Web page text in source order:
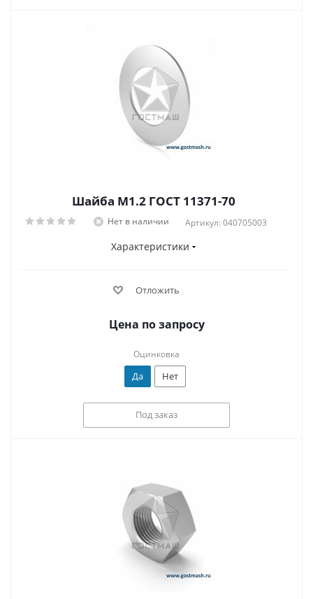
Шайба М1.2 ГОСТ 11371-70
Нет в наличии Артикул: 040705003
Характеристики
Отложить
Цена по запросу
Оцинковка
Да Нет
Под заказ